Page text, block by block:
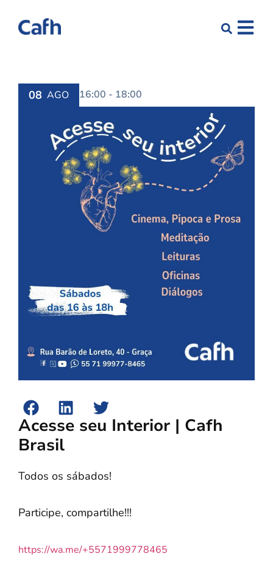
08 AGO 16:00 - 18:00
Acesse seu Interior | Cafh
Brasil
Todos os sábados!
Participe, compartilhe!!!
https://wa.me/+5571999778465